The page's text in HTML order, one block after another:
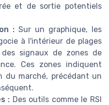
et de sortie potentiels
: Sur un graphique, les
à l'intérieur de plages
signaux de zones de
Ces zones indiquent
du marché, précédant un
: Des outils comme le RSI